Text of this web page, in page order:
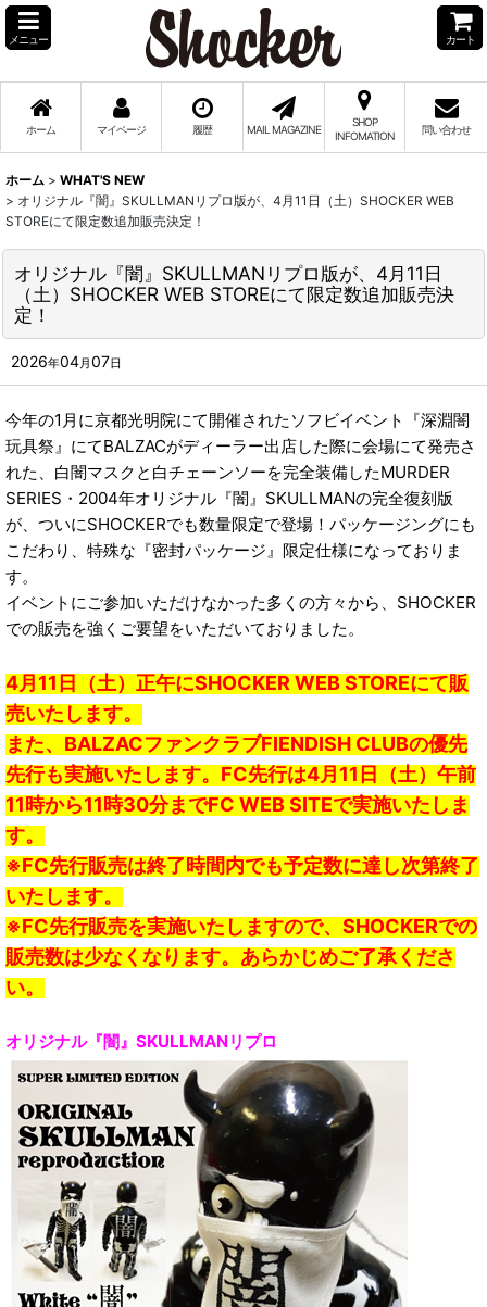
メニュー カート
ホーム マイページ 履歴 MAIL MAGAZINE
SHOP
INFOMATION
問い合わせ
ホーム > WHAT'S NEW
> オリジナル『闇』SKULLMANリプロ版が、4月11日（土）SHOCKER WEB
STOREにて限定数追加販売決定！
オリジナル『闇』SKULLMANリプロ版が、4月11日
（土）SHOCKER WEB STOREにて限定数追加販売決
定！
2026年04月07日
今年の1月に京都光明院にて開催されたソフビイベント『深淵闇
玩具祭』にてBALZACがディーラー出店した際に会場にて発売さ
れた、白闇マスクと白チェーンソーを完全装備したMURDER
SERIES・2004年オリジナル『闇』SKULLMANの完全復刻版
が、ついにSHOCKERでも数量限定で登場！パッケージングにも
こだわり、特殊な『密封パッケージ』限定仕様になっておりま
す。
イベントにご参加いただけなかった多くの方々から、SHOCKER
での販売を強くご要望をいただいておりました。
4月11日（土）正午にSHOCKER WEB STOREにて販
売いたします。
また、BALZACファンクラブFIENDISH CLUBの優先
先行も実施いたします。FC先行は4月11日（土）午前
11時から11時30分までFC WEB SITEで実施いたしま
す。
※FC先行販売は終了時間内でも予定数に達し次第終了
いたします。
※FC先行販売を実施いたしますので、SHOCKERでの
販売数は少なくなります。あらかじめご了承くださ
い。
オリジナル『闇』SKULLMANリプロ